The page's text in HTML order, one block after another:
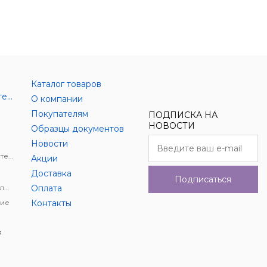
Аксессуары цифровой техники
Каталог товаров
О компании
Покупателям
Образцы документов
Новости
Акции
Доставка
Оплата
Контакты
ПОДПИСКА НА
НОВОСТИ
Подписаться